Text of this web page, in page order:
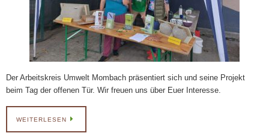
Der Arbeitskreis Umwelt Mombach präsentiert sich und seine Projekt
beim Tag der offenen Tür. Wir freuen uns über Euer Interesse.
WEITERLESEN